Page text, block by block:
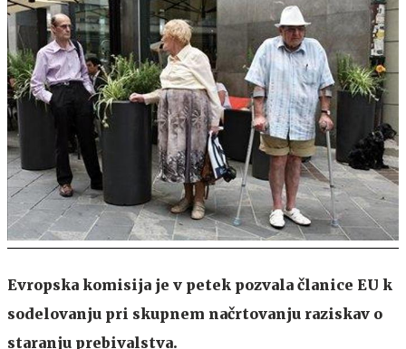
Evropska komisija je v petek pozvala članice EU k
sodelovanju pri skupnem načrtovanju raziskav o
staranju prebivalstva.